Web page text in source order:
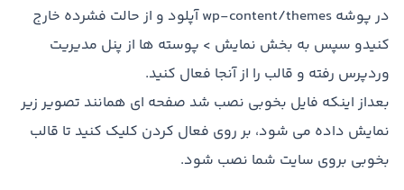
در پوشه wp-content/themes آپلود و از حالت فشرده خارج
کنیدو سپس به بخش نمایش > پوسته ها از پنل مدیریت
وردپرس رفته و قالب را از آنجا فعال کنید.
بعداز اینکه فایل بخوبی نصب شد صفحه ای همانند تصویر زیر
نمایش داده می شود، بر روی فعال کردن کلیک کنید تا قالب
بخوبی بروی سایت شما نصب شود.